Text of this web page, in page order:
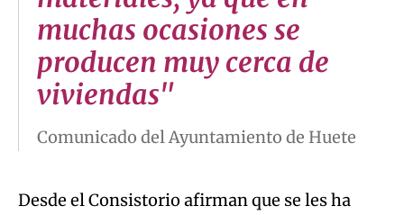
muchas ocasiones se
producen muy cerca de
viviendas"
Comunicado del Ayuntamiento de Huete
Desde el Consistorio afirman que se les ha